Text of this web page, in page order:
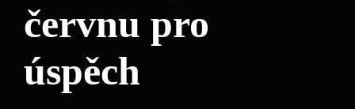
červnu pro
úspěch